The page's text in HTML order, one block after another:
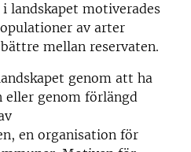
landskapet motiverades
av arter
mellan reservaten.
genom att ha
eller genom förlängd
en organisation för